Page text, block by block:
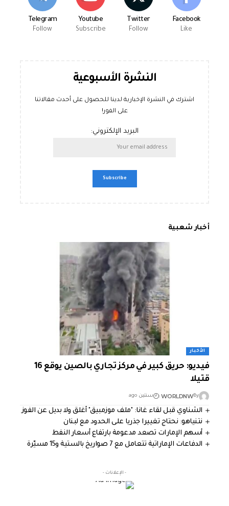
Facebook
Like
Twitter
Follow
Youtube
Subscribe
Telegram
Follow
النشرة الأسبوعية
اشترك في النشرة الإخبارية لدينا للحصول على أحدث مقالاتنا
على الفور!
البريد الإلكتروني:
أخبار شعبية
الأخبار
فيديو: حريق كبير في مركز تجاري بالصين يوقع 16
قتيلا
By
WORLDNW سنتين ago
الشناوي قبل لقاء غانا: "ملف موزمبيق" أغلق ولا بديل عن الفوز
نتنياهو: نحتاج تغييرا جذريا على الحدود مع لبنان
أسهم الإمارات تصعد مدعومة بارتفاع أسعار النفط
الدفاعات الإماراتية تتعامل مع 7 صواريخ بالستية و15 مسيّرة
- الإعلانات -